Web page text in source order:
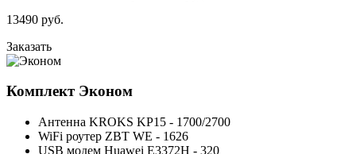
13490 руб.
Заказать
Комплект Эконом
Антенна KROKS KP15 - 1700/2700
WiFi роутер ZBT WE - 1626
USB модем Huawei E3372H - 320